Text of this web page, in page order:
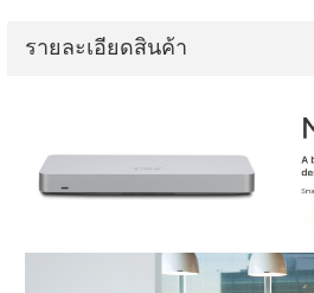
รายละเอียดสินค้า